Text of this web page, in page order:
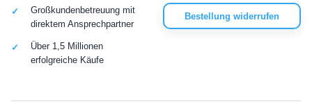
Bestellung widerrufen
Großkundenbetreuung mit
direktem Ansprechpartner
Über 1,5 Millionen
erfolgreiche Käufe